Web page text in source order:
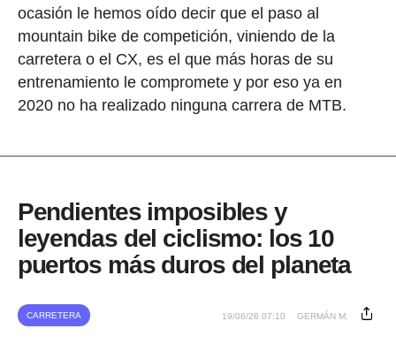
ocasión le hemos oído decir que el paso al
mountain bike de competición, viniendo de la
carretera o el CX, es el que más horas de su
entrenamiento le compromete y por eso ya en
2020 no ha realizado ninguna carrera de MTB.
Pendientes imposibles y
leyendas del ciclismo: los 10
puertos más duros del planeta
CARRETERA 19/06/26 07:10 GERMÁN M.